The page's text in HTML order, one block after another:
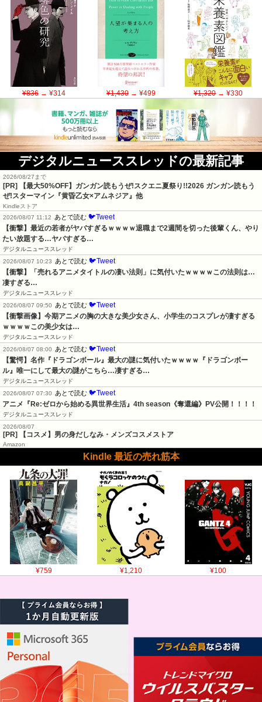
¥836→ ¥314 ¥1,430→ ¥499 ¥1,320→ ¥330
デジタルニューススレッドの最新記事
2026/08/27まで
[PR]
【最大50%OFF】ガンガン読もうぜ!スクエニ夏祭り!!2026 ガンガン読もう
ぜ!スターマイン『黄昏乙女×アムネジア』他
Kindleストア
2026/08/07 11:12
あとで読む 🐦Tweet
【衝撃】最近の若者がヤバすぎるｗｗｗｗ退職まで2週間を切った後輩くん、やり
たい放題する…ヤバすぎる…
デジタルニューススレッド
2026/08/07 10:23
あとで読む 🐦Tweet
【衝撃】「売れるアニメタイトルの凄い法則」に気付いたｗｗｗｗこの法則は…
凄すぎる…
デジタルニューススレッド
2026/08/07 09:50
あとで読む 🐦Tweet
【衝撃画像】今期アニメの胸の大きな美少女さん、小学生のコスプレが凄すぎる
ｗｗｗｗこの美少女は…
デジタルニューススレッド
2026/08/07 08:00
あとで読む 🐦Tweet
【驚愕】名作『ドラゴンボール』最大の謎に気付いたｗｗｗｗ『ドラゴンボー
ル』唯一にして最大の謎がこちら…凄すぎる…
デジタルニューススレッド
2026/08/07 07:30
あとで読む 🐦Tweet
アニメ『Re:ゼロから始める異世界生活』4th season《奪還編》PV公開！！！！
デジタルニューススレッド
2026/08/07
[PR] 【コスメ】男の身だしなみ・メンズコスメストア
Amazon
Kindle 最近の売れ筋本
¥759 ¥1,210 ¥100